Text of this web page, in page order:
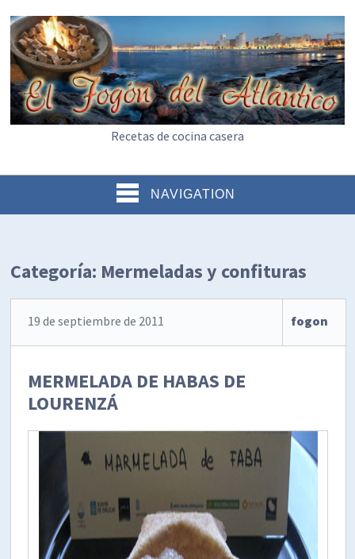
Recetas de cocina casera
NAVIGATION
Categoría: Mermeladas y confituras
19 de septiembre de 2011 fogon
MERMELADA DE HABAS DE
LOURENZÁ